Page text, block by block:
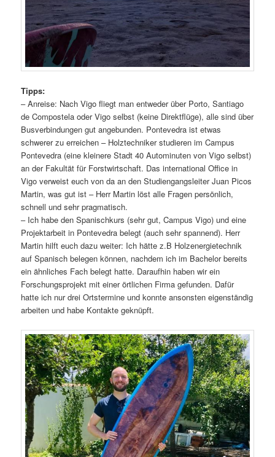
Tipps:
– Anreise: Nach Vigo fliegt man entweder über Porto, Santiago
de Compostela oder Vigo selbst (keine Direktflüge), alle sind über
Busverbindungen gut angebunden. Pontevedra ist etwas
schwerer zu erreichen – Holztechniker studieren im Campus
Pontevedra (eine kleinere Stadt 40 Autominuten von Vigo selbst)
an der Fakultät für Forstwirtschaft. Das international Office in
Vigo verweist euch von da an den Studiengangsleiter Juan Picos
Martin, was gut ist – Herr Martin löst alle Fragen persönlich,
schnell und sehr pragmatisch.
– Ich habe den Spanischkurs (sehr gut, Campus Vigo) und eine
Projektarbeit in Pontevedra belegt (auch sehr spannend). Herr
Martin hilft euch dazu weiter: Ich hätte z.B Holzenergietechnik
auf Spanisch belegen können, nachdem ich im Bachelor bereits
ein ähnliches Fach belegt hatte. Daraufhin haben wir ein
Forschungsprojekt mit einer örtlichen Firma gefunden. Dafür
hatte ich nur drei Ortstermine und konnte ansonsten eigenständig
arbeiten und habe Kontakte geknüpft.